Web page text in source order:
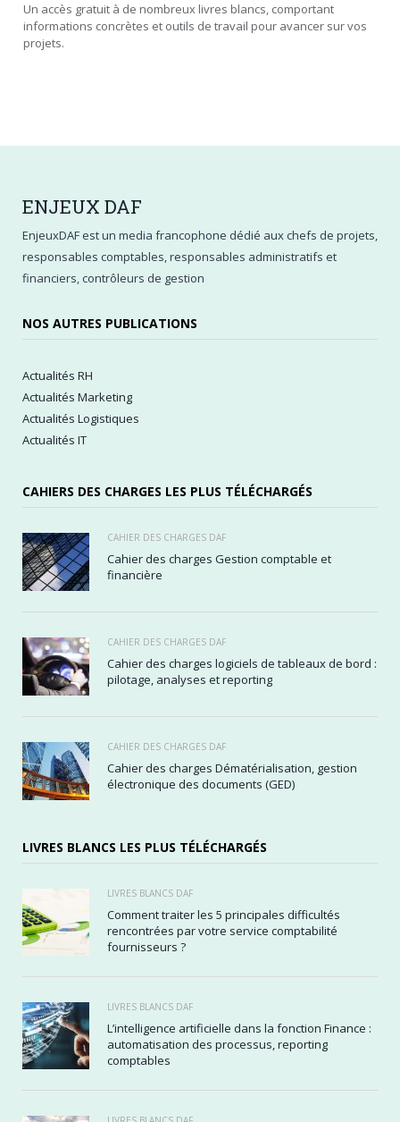
Un accès gratuit à de nombreux livres blancs, comportant
informations concrètes et outils de travail pour avancer sur vos
projets.
ENJEUX DAF
EnjeuxDAF est un media francophone dédié aux chefs de projets,
responsables comptables, responsables administratifs et
financiers, contrôleurs de gestion
NOS AUTRES PUBLICATIONS
Actualités RH
Actualités Marketing
Actualités Logistiques
Actualités IT
CAHIERS DES CHARGES LES PLUS TÉLÉCHARGÉS
CAHIER DES CHARGES DAF
Cahier des charges Gestion comptable et
financière
CAHIER DES CHARGES DAF
Cahier des charges logiciels de tableaux de bord :
pilotage, analyses et reporting
CAHIER DES CHARGES DAF
Cahier des charges Dématérialisation, gestion
électronique des documents (GED)
LIVRES BLANCS LES PLUS TÉLÉCHARGÉS
LIVRES BLANCS DAF
Comment traiter les 5 principales difficultés
rencontrées par votre service comptabilité
fournisseurs ?
LIVRES BLANCS DAF
L’intelligence artificielle dans la fonction Finance :
automatisation des processus, reporting
comptables